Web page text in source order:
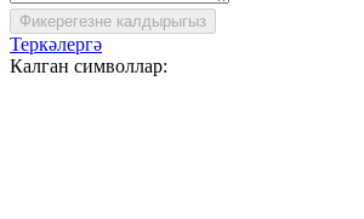
Фикерегезне калдырыгыз
Теркәлергә
Калган символлар: